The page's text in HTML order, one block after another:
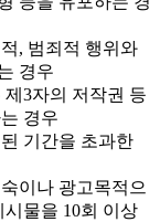
, 범죄적 행위와
경우
3자의 저작권 등
경우
기간을 초과한
이나 광고목적으
물을 10회 이상